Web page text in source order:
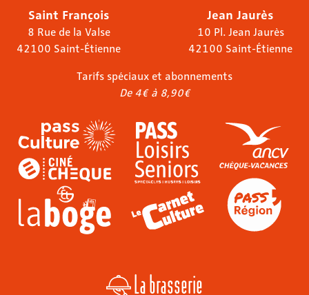
Saint François
8 Rue de la Valse
42100 Saint-Étienne
Jean Jaurès
10 Pl. Jean Jaurès
42100 Saint-Étienne
Tarifs spéciaux et abonnements
De 4€ à 8,90€
La brasserie